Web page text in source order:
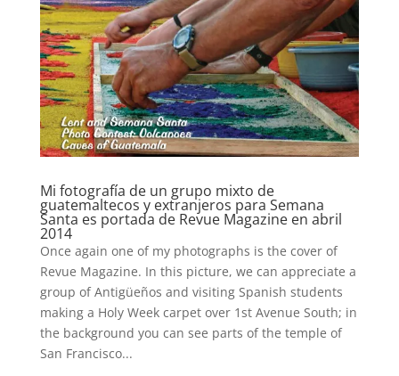
Mi fotografía de un grupo mixto de
guatemaltecos y extranjeros para Semana
Santa es portada de Revue Magazine en abril
2014
Once again one of my photographs is the cover of
Revue Magazine. In this picture, we can appreciate a
group of Antigüeños and visiting Spanish students
making a Holy Week carpet over 1st Avenue South; in
the background you can see parts of the temple of
San Francisco...